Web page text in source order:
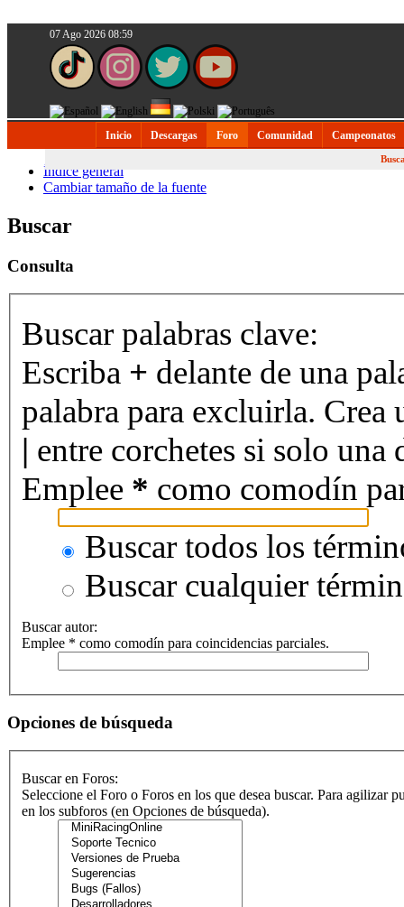
07 Ago 2026 08:59
Inicio Descargas Foro Comunidad Campeonatos
Índice general
Cambiar tamaño de la fuente
Buscar
Consulta
Buscar palabras clave:
Escriba + delante de una
palabra para excluirla. Crea
| entre corchetes si solo una
Emplee * como comodín
Buscar todos los
Buscar cualquier
Buscar autor:
Emplee * como comodín para coincidencias parciales.
Opciones de búsqueda
Buscar en Foros:
Seleccione el Foro o Foros en los que desea buscar. Para agilizar
en los subforos (en Opciones de búsqueda).